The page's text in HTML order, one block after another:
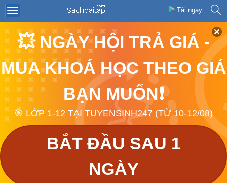
Tải ngay
💥 NGÀY HỘI TRẢ GIÁ -
MUA KHOÁ HỌC THEO GIÁ
BẠN MUỐN❗
🎯 LỚP 1-12 TẠI TUYENSINH247 (TỪ 10-12/08)
BẮT ĐẦU SAU 1
NGÀY